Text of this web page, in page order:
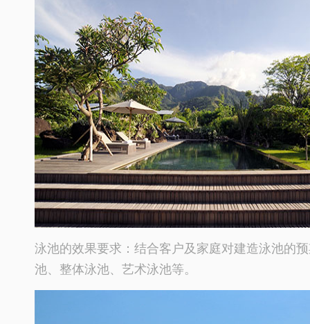
泳池的效果要求：结合客户及家庭对建造泳池的
池、整体泳池、艺术泳池等。